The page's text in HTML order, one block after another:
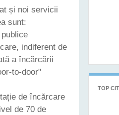
și noi servicii
sunt:
indiferent de
a încărcării
to-door"
de încărcare
de 70 de
TOP